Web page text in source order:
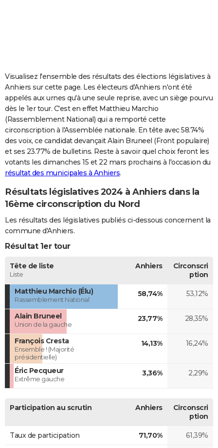
Carte de Noël
Carte Bonne année
Carte Saint-Valentin
Carte Pâques
Carte d'anniversaire
DICTIONNAIRE
Dictionnaire
Biographies
Citations
Expressions
Proverbes
PROGRAMME TV
COPAINS D'AVANT
S'inscrire
Se connecter
Lycées
Collèges
Primaires
Universités
Entreprises
Service militaire
Avis de recherche
AVIS DE DÉCÈS
FORUM
Bricolage
Lifestyle
Culture
Sport
Auto
Television
Voyage
Cinema
Visualisez l'ensemble des résultats des élections législatives à
Anhiers sur cette page. Les électeurs d'Anhiers n'ont été
appelés aux urnes qu'à une seule reprise, avec un siège pourvu
dès le 1er tour. C'est en effet Matthieu Marchio
(Rassemblement National) qui a remporté cette
circonscription à l'Assemblée nationale. En tête avec 58.74%
des voix, ce candidat devançait Alain Bruneel (Front populaire)
et ses 23.77% de bulletins. Reste à savoir quel choix feront les
votants les dimanches 15 et 22 mars prochains à l'occasion du
résultat des municipales à Anhiers.
Résultats législatives 2024 à Anhiers dans la
16ème circonscription du Nord
Les résultats des législatives publiés ci-dessous concernent la
commune d'Anhiers.
Résultat 1er tour
Tête de liste
Liste
Anhiers
Circonscri
ption
Matthieu Marchio (Élu)
Rassemblement National
58,74% 53,12%
Alain Bruneel
Union de la gauche
23,77% 28,35%
François Cresta
Ensemble ! (Majorité
présidentielle)
14,13% 16,24%
Éric Pecqueur
Extrême gauche
3,36% 2,29%
Participation au scrutin Anhiers
Circonscri
ption
Taux de participation 71,70% 61,39%